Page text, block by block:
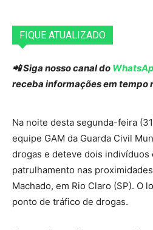
FIQUE ATUALIZADO
📲 Siga nosso canal do
receba informações em tempo
Na noite desta segunda-feira
equipe GAM da Guarda Civil
drogas e deteve dois indivíduos
patrulhamento nas
Machado, em Rio Claro (SP). O
ponto de tráfico de drogas.